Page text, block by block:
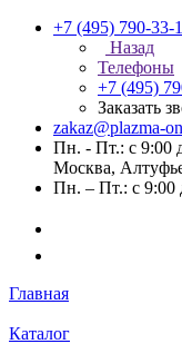
+7 (495) 790-33-
Назад
Телефоны
+7 (495)
Заказать
zakaz@plazma-
Пн. - Пт.: с 9:00
Москва,
Пн. – Пт.: с 9:00
Главная
Каталог